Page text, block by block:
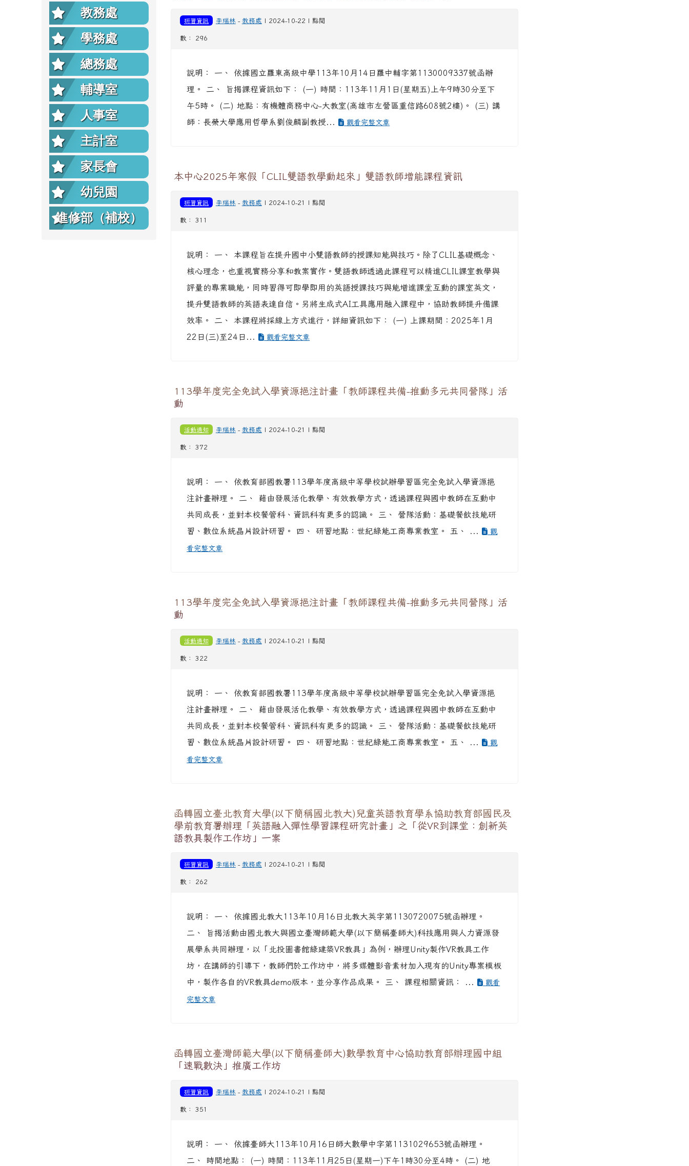
教務處
學務處
總務處
輔導室
人事室
主計室
家長會
幼兒園
進修部（補校）
研習資訊 李瑞林- 教務處 | 2024-10-22 | 點閱
數： 296
說明： 一、 依據國立羅東高級中學113年10月14日羅中輔字第1130009337號函辦
理。 二、 旨揭課程資訊如下： (一) 時間：113年11月1日(星期五)上午9時30分至下
午5時。 (二) 地點：有機體商務中心-大教室(高雄市左營區重信路608號2樓)。 (三) 講
師：長榮大學應用哲學系劉俊麟副教授...
觀看完整文章
本中心2025年寒假「CLIL雙語教學動起來」雙語教師增能課程資訊
研習資訊 李瑞林- 教務處 | 2024-10-21 | 點閱
數： 311
說明： 一、 本課程旨在提升國中小雙語教師的授課知能與技巧。除了CLIL基礎概念、
核心理念，也重視實務分享和教案實作。雙語教師透過此課程可以精進CLIL課室教學與
評量的專業職能，同時習得可即學即用的英語授課技巧與能增進課堂互動的課室英文，
提升雙語教師的英語表達自信。另將生成式AI工具應用融入課程中，協助教師提升備課
效率。 二、 本課程將採線上方式進行，詳細資訊如下： (一) 上課期間：2025年1月
22日(三)至24日...
觀看完整文章
113學年度完全免試入學資源挹注計畫「教師課程共備-推動多元共同營隊」活
動
活動通知 李瑞林- 教務處 | 2024-10-21 | 點閱
數： 372
說明： 一、 依教育部國教署113學年度高級中等學校試辦學習區完全免試入學資源挹
注計畫辦理。 二、 藉由發展活化教學、有效教學方式，透過課程與國中教師在互動中
共同成長，並對本校餐管科、資訊科有更多的認識。 三、 營隊活動：基礎餐飲技能研
習、數位系統晶片設計研習。 四、 研習地點：世紀綠能工商專業教室。 五、 ...
觀
看完整文章
113學年度完全免試入學資源挹注計畫「教師課程共備-推動多元共同營隊」活
動
活動通知 李瑞林- 教務處 | 2024-10-21 | 點閱
數： 322
說明： 一、 依教育部國教署113學年度高級中等學校試辦學習區完全免試入學資源挹
注計畫辦理。 二、 藉由發展活化教學、有效教學方式，透過課程與國中教師在互動中
共同成長，並對本校餐管科、資訊科有更多的認識。 三、 營隊活動：基礎餐飲技能研
習、數位系統晶片設計研習。 四、 研習地點：世紀綠能工商專業教室。 五、 ...
觀
看完整文章
函轉國立臺北教育大學(以下簡稱國北教大)兒童英語教育學系協助教育部國民及
學前教育署辦理「英語融入彈性學習課程研究計畫」之「從VR到課堂：創新英
語教具製作工作坊」一案
研習資訊 李瑞林- 教務處 | 2024-10-21 | 點閱
數： 262
說明： 一、 依據國北教大113年10月16日北教大英字第1130720075號函辦理。
二、 旨揭活動由國北教大與國立臺灣師範大學(以下簡稱臺師大)科技應用與人力資源發
展學系共同辦理，以「北投圖書館綠建築VR教具」為例，辦理Unity製作VR教具工作
坊，在講師的引導下，教師們於工作坊中，將多媒體影音素材加入現有的Unity專案模板
中，製作各自的VR教具demo版本，並分享作品成果。 三、 課程相關資訊： ...
觀看
完整文章
函轉國立臺灣師範大學(以下簡稱臺師大)數學教育中心協助教育部辦理國中組
「速戰數決」推廣工作坊
研習資訊 李瑞林- 教務處 | 2024-10-21 | 點閱
數： 351
說明： 一、 依據臺師大113年10月16日師大數學中字第1131029653號函辦理。
二、 時間地點： (一) 時間：113年11月25日(星期一)下午1時30分至4時。 (二) 地